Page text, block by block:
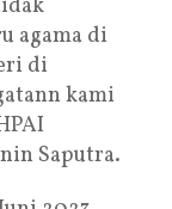
agama di
di
kami
Saputra.